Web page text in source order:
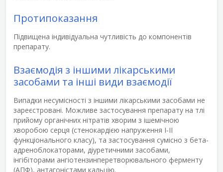
Протипоказання
Підвищена індивідуальна чутливість до компонентів
препарату.
Взаємодія з іншими лікарськими
засобами та інші види взаємодії
Випадки несумісності з іншими лікарськими засобами не
зареєстровані. Можливе застосування препарату на тлі
прийому органічних нітратів хворим з ішемічною
хворобою серця (стенокардією напруження І-ІІ
функціонального класу), та застосування сумісно з бета-
адреноблокаторами, діуретичними засобами,
інгібіторами ангіотензинперетворювального ферменту
(АПФ), антагоністами кальцію.